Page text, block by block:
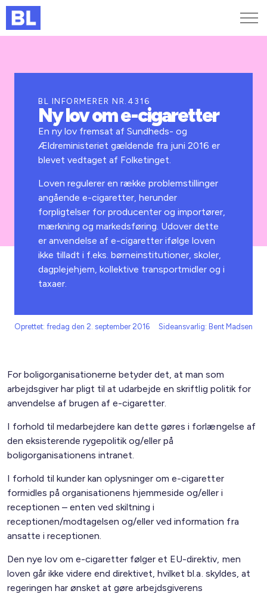
Kurser og arrangementer
Jobportalen
BL INFORMERER NR.4316
Ny lov om e-cigaretter
En ny lov fremsat af Sundheds- og
Ældreministeriet gældende fra juni 2016 er
blevet vedtaget af Folketinget.
Loven regulerer en række problemstillinger
angående e-cigaretter, herunder
forpligtelser for producenter og importører,
mærkning og markedsføring. Udover dette
er anvendelse af e-cigaretter ifølge loven
ikke tilladt i f.eks. børneinstitutioner, skoler,
dagplejehjem, kollektive transportmidler og i
taxaer.
Oprettet: fredag den 2. september 2016 Sideansvarlig: Bent Madsen
For boligorganisationerne betyder det, at man som
arbejdsgiver har pligt til at udarbejde en skriftlig politik for
anvendelse af brugen af e-cigaretter.
I forhold til medarbejdere kan dette gøres i forlængelse af
den eksisterende rygepolitik og/eller på
boligorganisationens intranet.
I forhold til kunder kan oplysninger om e-cigaretter
formidles på organisationens hjemmeside og/eller i
receptionen – enten ved skiltning i
receptionen/modtagelsen og/eller ved information fra
ansatte i receptionen.
Den nye lov om e-cigaretter følger et EU-direktiv, men
loven går ikke videre end direktivet, hvilket bl.a. skyldes, at
regeringen har ønsket at gøre arbejdsgiverens